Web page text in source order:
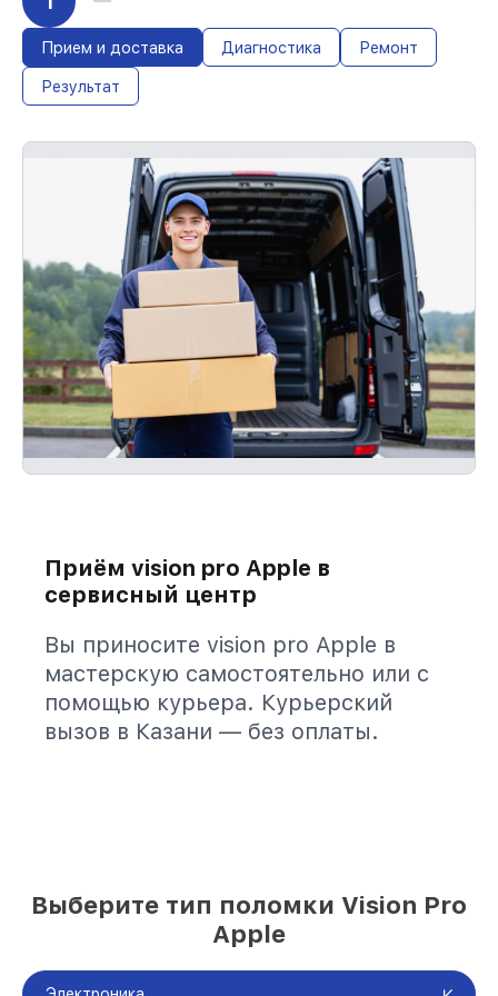
С документами о гарантии, мы проведём
повторное восстановление устройства
бесплатно и без ожидания.
Прием и доставка Диагностика Ремонт
Результат
Приём vision pro Apple в
сервисный центр
Вы приносите vision pro Apple в
мастерскую самостоятельно или с
помощью курьера. Курьерский
вызов в Казани — без оплаты.
Выберите тип поломки Vision Pro
Apple